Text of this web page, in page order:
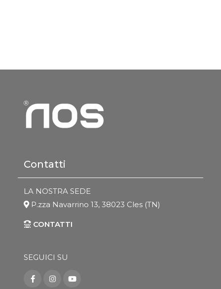
Contatti
LA NOSTRA SEDE
P.zza Navarrino 13, 38023 Cles (TN)
CONTATTI
SEGUICI SU